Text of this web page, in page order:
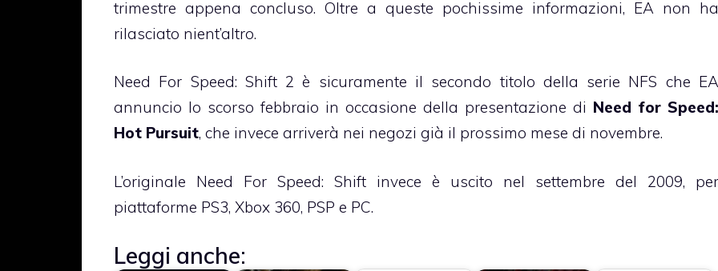
trimestre appena concluso. Oltre a queste pochissime informazioni, EA non ha
rilasciato nient’altro.
Need For Speed: Shift 2 è sicuramente il secondo titolo della serie NFS che EA
annuncio lo scorso febbraio in occasione della presentazione di Need for Speed:
Hot Pursuit, che invece arriverà nei negozi già il prossimo mese di novembre.
L’originale Need For Speed: Shift invece è uscito nel settembre del 2009, per
piattaforme PS3, Xbox 360, PSP e PC.
Leggi anche: